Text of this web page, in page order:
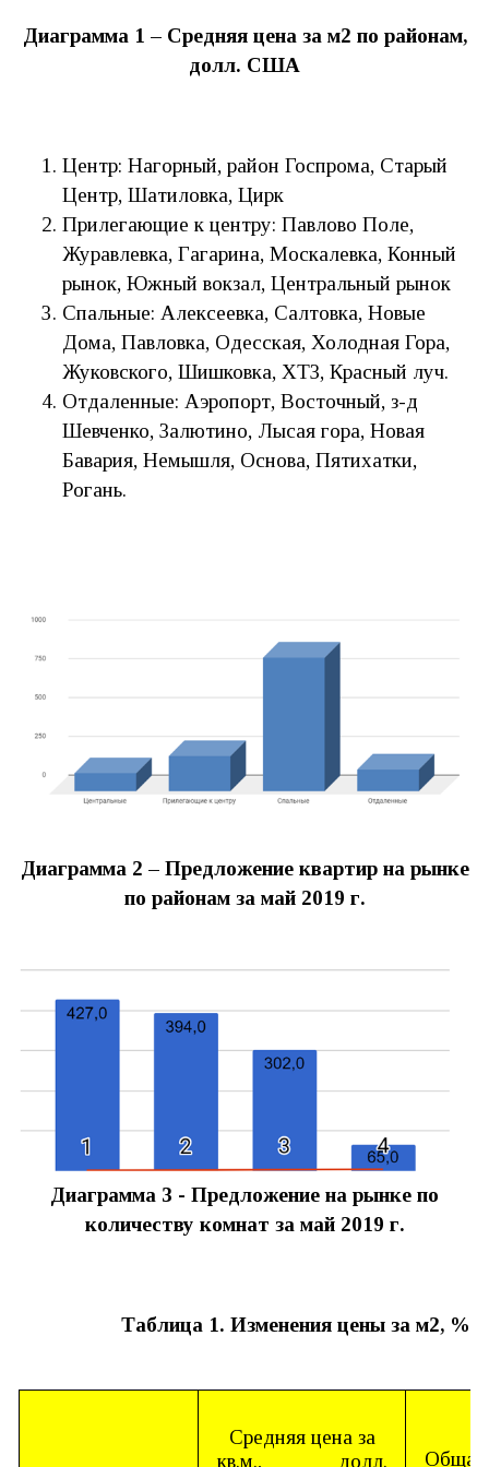
Диаграмма 1 – Средняя цена за м2 по районам,
долл. США
Центр: Нагорный, район Госпрома, Старый
Центр, Шатиловка, Цирк
Прилегающие к центру: Павлово Поле,
Журавлевка, Гагарина, Москалевка, Конный
рынок, Южный вокзал, Центральный рынок
Спальные: Алексеевка, Салтовка, Новые
Дома, Павловка, Одесская, Холодная Гора,
Жуковского, Шишковка, ХТЗ, Красный луч.
Отдаленные: Аэропорт, Восточный, з-д
Шевченко, Залютино, Лысая гора, Новая
Бавария, Немышля, Основа, Пятихатки,
Рогань.
Диаграмма 2 – Предложение квартир на рынке
по районам за май 2019 г.
Диаграмма 3 - Предложение на рынке по
количеству комнат за май2019 г.
Таблица 1. Изменения цены за м2, %
Средняя цена за
кв.м.,
долл. Общая